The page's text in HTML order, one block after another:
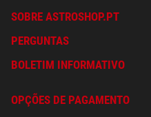
SOBRE ASTROSHOP.PT
PERGUNTAS
BOLETIM INFORMATIVO
OPÇÕES DE PAGAMENTO